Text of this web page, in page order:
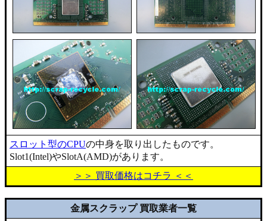
スロット型のCPUの中身を取り出したものです。
Slot1(Intel)やSlotA(AMD)があります。
＞＞ 買取価格はコチラ ＜＜
金属スクラップ 買取業者一覧